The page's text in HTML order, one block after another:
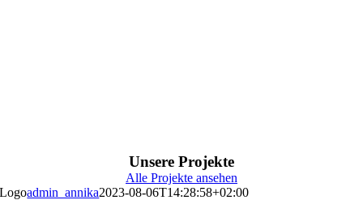
Unsere Projekte
Alle Projekte ansehen
Logoadmin_annika2023-08-06T14:28:58+02:00